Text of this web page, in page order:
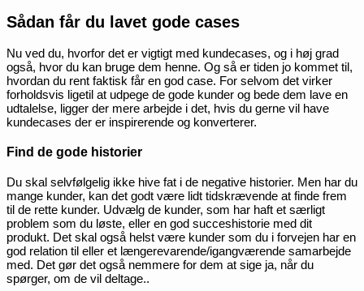
Sådan får du lavet gode cases
Nu ved du, hvorfor det er vigtigt med kundecases, og i høj grad
også, hvor du kan bruge dem henne. Og så er tiden jo kommet til,
hvordan du rent faktisk får en god case. For selvom det virker
forholdsvis ligetil at udpege de gode kunder og bede dem lave en
udtalelse, ligger der mere arbejde i det, hvis du gerne vil have
kundecases der er inspirerende og konverterer.
Find de gode historier
Du skal selvfølgelig ikke hive fat i de negative historier. Men har du
mange kunder, kan det godt være lidt tidskrævende at finde frem
til de rette kunder. Udvælg de kunder, som har haft et særligt
problem som du løste, eller en god succeshistorie med dit
produkt. Det skal også helst være kunder som du i forvejen har en
god relation til eller et længerevarende/igangværende samarbejde
med. Det gør det også nemmere for dem at sige ja, når du
spørger, om de vil deltage..